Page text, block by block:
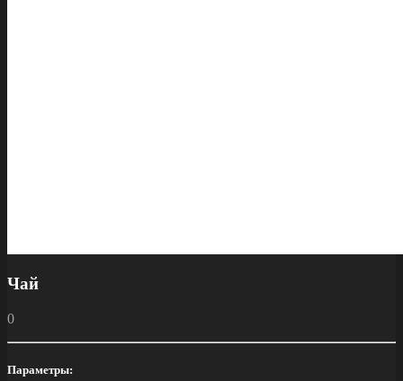
Чай
0
Параметры: